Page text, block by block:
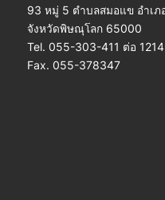
93 หมู่ 5 ตำบลสมอแข อำเภ
จังหวัดพิษณุโลก 65000
Tel. 055-303-411 ต่อ 1214
Fax. 055-378347